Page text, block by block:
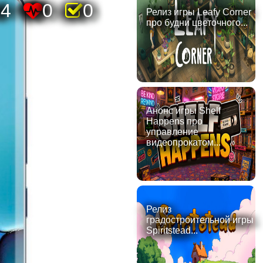
0 0
Релиз игры Leafy Corner
про будни цветочного...
Анонс игры Shelf
Happens про
управление
видеопрокатом...
Релиз
градостроительной игры
Spiritstead...